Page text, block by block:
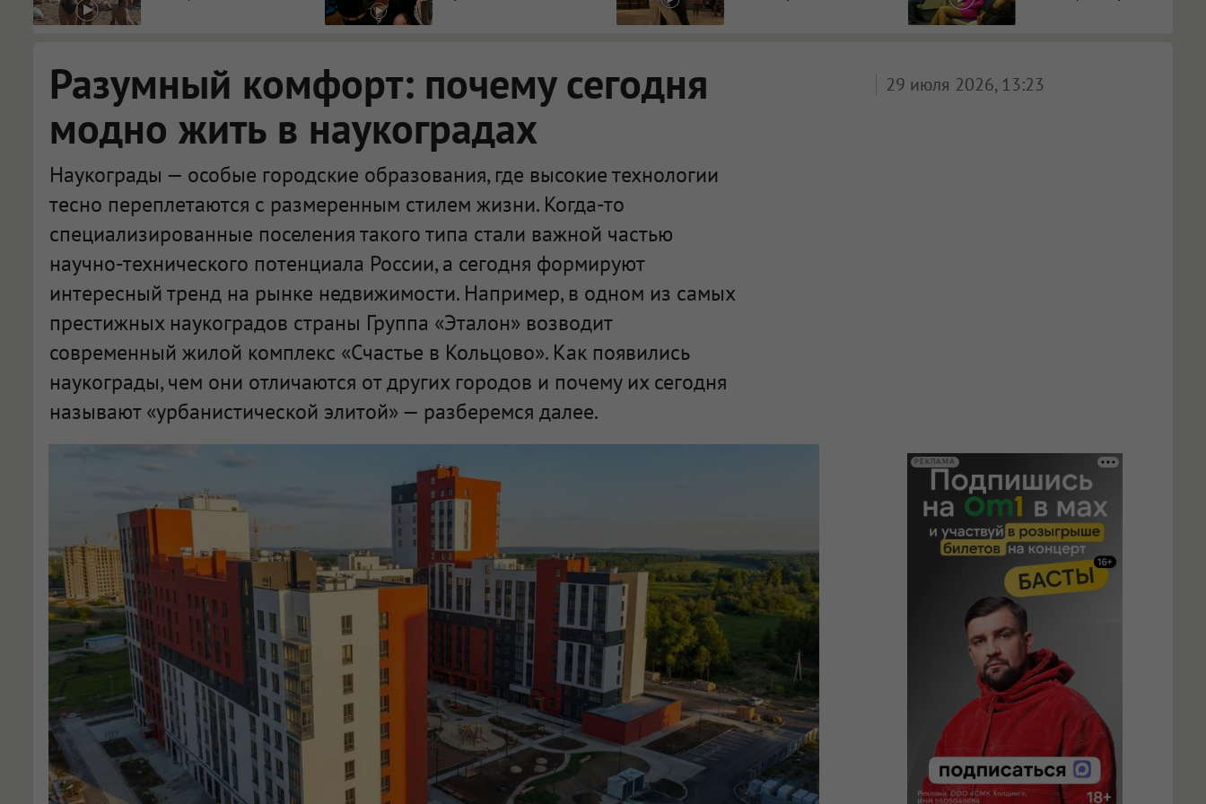
Разумный комфорт: почему сегодня
модно жить в наукоградах
Наукограды — особые городские образования, где высокие технологии
тесно переплетаются с размеренным стилем жизни. Когда-то
специализированные поселения такого типа стали важной частью
научно-технического потенциала России, а сегодня формируют
интересный тренд на рынке недвижимости. Например, в одном из самых
престижных наукоградов страны Группа «Эталон» возводит
современный жилой комплекс «Счастье в Кольцово». Как появились
наукограды, чем они отличаются от других городов и почему их сегодня
называют «урбанистической элитой» — разберемся далее.
29 июля 2026, 13:23
РЕКЛАМА